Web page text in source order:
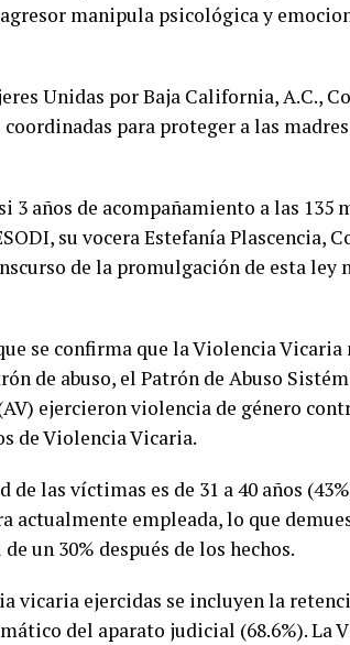
manipula psicológica y
Unidas por Baja California, A.C.,
para proteger a las
años de acompañamiento a las 135
su vocera Estefanía Plascencia,
de la promulgación de esta ley
se confirma que la Violencia Vicaria
de abuso, el Patrón de Abuso
ejercieron violencia de género
de Violencia Vicaria.
las víctimas es de 31 a 40 años
actualmente empleada, lo que
un 30% después de los hechos.
vicaria ejercidas se incluyen la
del aparato judicial (68.6%). La